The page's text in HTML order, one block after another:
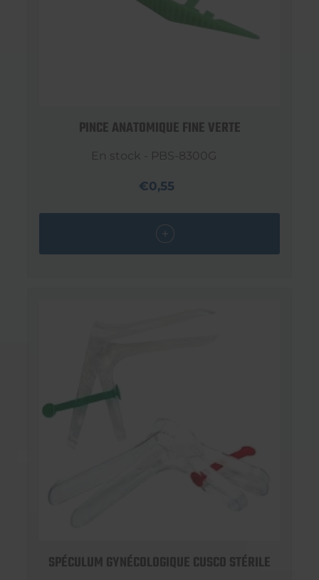
PINCE ANATOMIQUE FINE VERTE
En stock - PBS-8300G
€0,55
SPÉCULUM GYNÉCOLOGIQUE CUSCO STÉRILE